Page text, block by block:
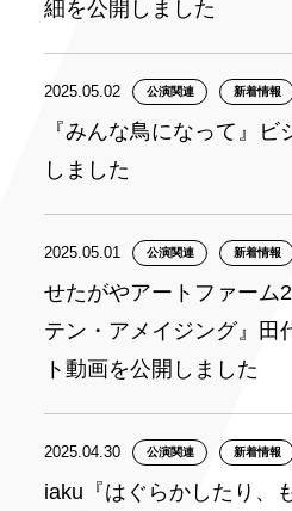
細を公開しました
2025.05.02 公演関連 新着情報
『みんな鳥になって』ビ
しました
2025.05.01 公演関連 新着情報
せたがやアートファーム
テン・アメイジング』田
ト動画を公開しました
2025.04.30 公演関連 新着情報
iaku『はぐらかしたり、